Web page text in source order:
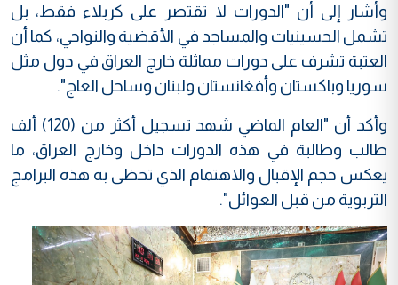
وأشار إلى أن "الدورات لا تقتصر على كربلاء فقط، بل
تشمل الحسينيات والمساجد في الأقضية والنواحي، كما أن
العتبة تشرف على دورات مماثلة خارج العراق في دول مثل
سوريا وباكستان وأفغانستان ولبنان وساحل العاج".
وأكد أن "العام الماضي شهد تسجيل أكثر من (120) ألف
طالب وطالبة في هذه الدورات داخل وخارج العراق، ما
يعكس حجم الإقبال والاهتمام الذي تحظى به هذه البرامج
التربوية من قبل العوائل".